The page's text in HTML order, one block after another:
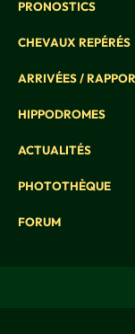
PRONOSTICS
CHEVAUX REPÉRÉS
ARRIVÉES /
HIPPODROMES
ACTUALITÉS
PHOTOTHÈQUE
FORUM